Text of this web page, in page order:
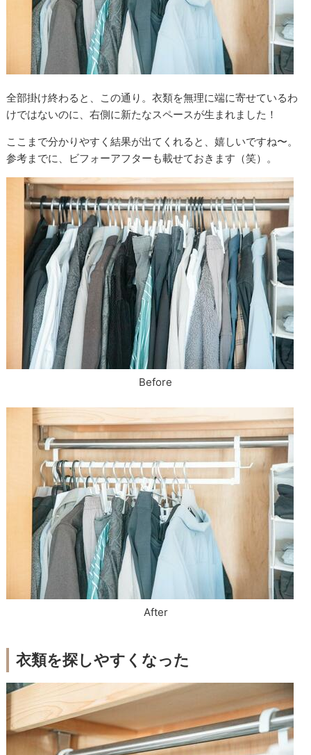
全部掛け終わると、この通り。衣類を無理に端に寄せているわ
けではないのに、右側に新たなスペースが生まれました！
ここまで分かりやすく結果が出てくれると、嬉しいですね〜。
参考までに、ビフォーアフターも載せておきます（笑）。
Before
After
衣類を探しやすくなった